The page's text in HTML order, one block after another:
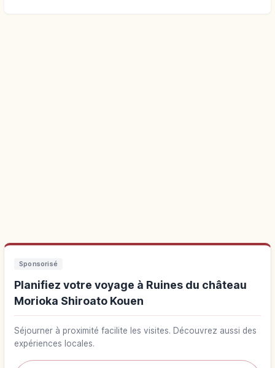
Sponsorisé
Planifiez votre voyage à Ruines du château
Morioka Shiroato Kouen
Séjourner à proximité facilite les visites. Découvrez aussi des
expériences locales.